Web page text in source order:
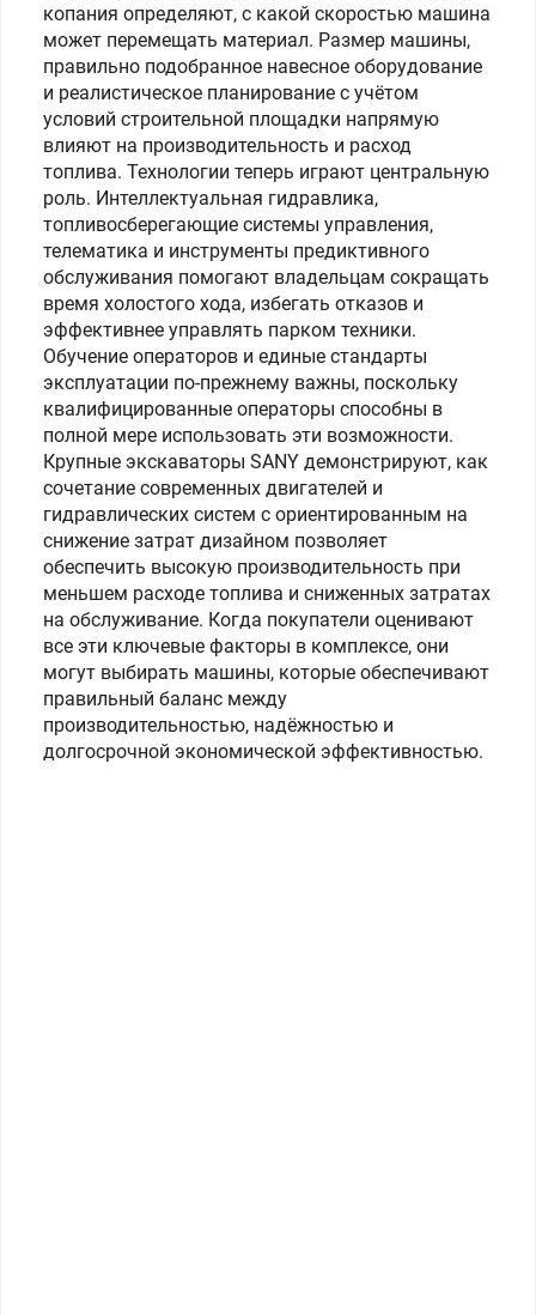
копания определяют, с какой скоростью машина
может перемещать материал. Размер машины,
правильно подобранное навесное оборудование
и реалистическое планирование с учётом
условий строительной площадки напрямую
влияют на производительность и расход
топлива. Технологии теперь играют центральную
роль. Интеллектуальная гидравлика,
топливосберегающие системы управления,
телематика и инструменты предиктивного
обслуживания помогают владельцам сокращать
время холостого хода, избегать отказов и
эффективнее управлять парком техники.
Обучение операторов и единые стандарты
эксплуатации по‑прежнему важны, поскольку
квалифицированные операторы способны в
полной мере использовать эти возможности.
Крупные экскаваторы SANY демонстрируют, как
сочетание современных двигателей и
гидравлических систем с ориентированным на
снижение затрат дизайном позволяет
обеспечить высокую производительность при
меньшем расходе топлива и сниженных затратах
на обслуживание. Когда покупатели оценивают
все эти ключевые факторы в комплексе, они
могут выбирать машины, которые обеспечивают
правильный баланс между
производительностью, надёжностью и
долгосрочной экономической эффективностью.